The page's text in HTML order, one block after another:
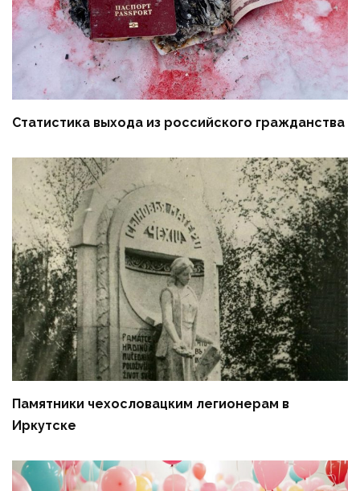
Статистика выхода из российского гражданства
Памятники чехословацким легионерам в
Иркутске